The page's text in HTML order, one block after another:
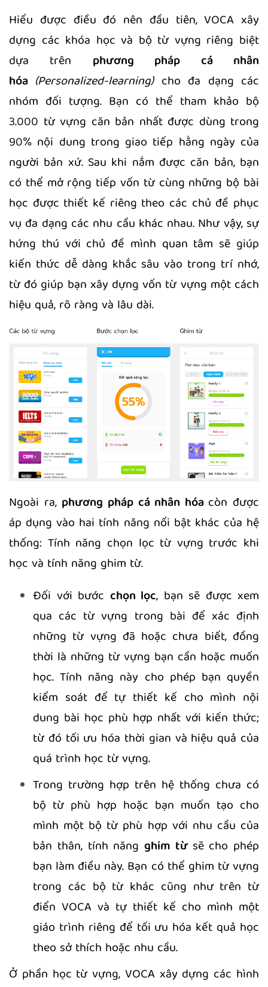
Hiểu được điều đó nên đầu tiên, VOCA xây
dựng các khóa học và bộ từ vựng riêng biệt
dựa trên phương pháp cá nhân
hóa (Personalized-learning) cho đa dạng các
nhóm đối tượng. Bạn có thể tham khảo bộ
3.000 từ vựng căn bản nhất được dùng trong
90% nội dung trong giao tiếp hằng ngày của
người bản xứ. Sau khi nắm được căn bản, bạn
có thể mở rộng tiếp vốn từ cùng những bộ bài
học được thiết kế riêng theo các chủ đề phục
vụ đa dạng các nhu cầu khác nhau. Như vậy, sự
hứng thú với chủ đề mình quan tâm sẽ giúp
kiến thức dễ dàng khắc sâu vào trong trí nhớ,
từ đó giúp bạn xây dựng vốn từ vựng một cách
hiệu quả, rõ ràng và lâu dài.
Ngoài ra, phương pháp cá nhân hóa còn được
áp dụng vào hai tính năng nổi bật khác của hệ
thống: Tính năng chọn lọc từ vựng trước khi
học và tính năng ghim từ.
Đối với bước chọn lọc, bạn sẽ được xem
qua các từ vựng trong bài để xác định
những từ vựng đã hoặc chưa biết, đồng
thời là những từ vựng bạn cần hoặc muốn
học. Tính năng này cho phép bạn quyền
kiểm soát để tự thiết kế cho mình nội
dung bài học phù hợp nhất với kiến thức;
từ đó tối ưu hóa thời gian và hiệu quả của
quá trình học từ vựng.
Trong trường hợp trên hệ thống chưa có
bộ từ phù hợp hoặc bạn muốn tạo cho
mình một bộ từ phù hợp với nhu cầu của
bản thân, tính năng ghim từ sẽ cho phép
bạn làm điều này. Bạn có thể ghim từ vựng
trong các bộ từ khác cũng như trên từ
điển VOCA và tự thiết kế cho mình một
giáo trình riêng để tối ưu hóa kết quả học
theo sở thích hoặc nhu cầu.
Ở phần học từ vựng, VOCA xây dựng các hình